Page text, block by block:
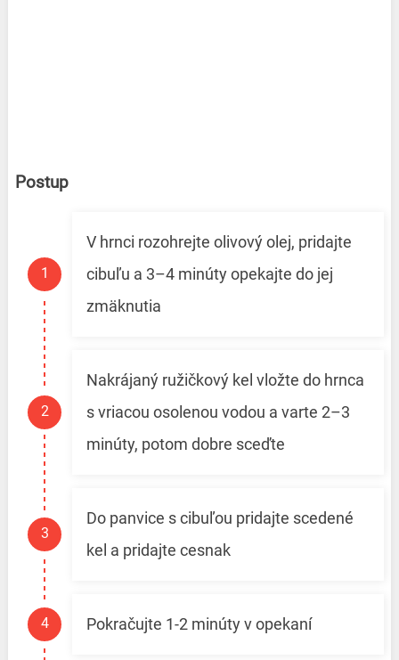
Postup
V hrnci rozohrejte olivový olej, pridajte
cibuľu a 3–4 minúty opekajte do jej
zmäknutia
Nakrájaný ružičkový kel vložte do hrnca
s vriacou osolenou vodou a varte 2–3
minúty, potom dobre sceďte
Do panvice s cibuľou pridajte scedené
kel a pridajte cesnak
Pokračujte 1-2 minúty v opekaní